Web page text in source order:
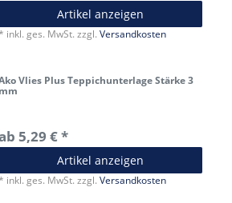
Artikel anzeigen
inkl. ges. MwSt. zzgl.Versandkosten
Vlies Plus Teppichunterlage Stärke 3
mm
5,29 € *
Artikel anzeigen
inkl. ges. MwSt. zzgl.Versandkosten